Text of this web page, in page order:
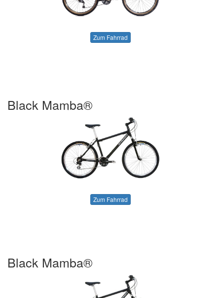
Zum Fahrrad
Black Mamba®
Zum Fahrrad
Black Mamba®